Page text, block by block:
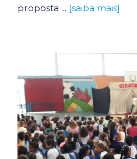
proposta ... [saiba mais]